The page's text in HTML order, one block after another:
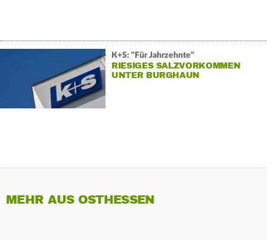
K+S: "Für Jahrzehnte"
RIESIGES SALZVORKOMMEN
UNTER BURGHAUN
MEHR AUS OSTHESSEN